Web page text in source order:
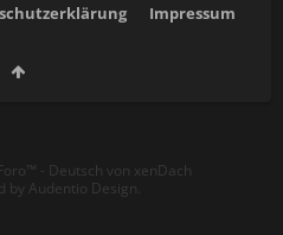
Impressum
- Deutsch von xenDach
by Audentio Design.